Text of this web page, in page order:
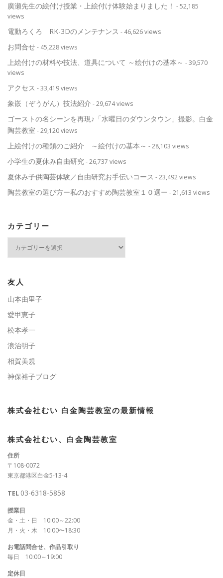
廣瀬先生の絵付け授業・上絵付け体験始まりました！ - 52,185
views
電動ろくろ RK-3Dのメンテナンス - 46,626 views
お問合せ- 45,228 views
上絵付けの材料や技法、道具について ～絵付けの基本～ - 39,570
views
アクセス - 33,419 views
象嵌（ぞうがん）技法紹介 - 29,674 views
ゴーストの名シーンを再現♪「水曜日のダウンタウン」撮影。白金
陶芸教室 - 29,120 views
上絵付けの種類のご紹介 ～絵付けの基本～ - 28,103 views
小学生の夏休み自由研究- 26,737 views
夏休み子供陶芸体験／自由研究お手伝いコース - 23,492 views
陶芸教室の選び方ー私のおすすめ陶芸教室１０選ー - 21,613 views
カテゴリー
ー
友人
山本由里子
愛甲恵子
松本孝一
浪治明子
相賀美規
神保裕子ブログ
株式会社むい 白金陶芸教室の最新情報
株式会社むい、白金陶芸教室
住所
〒108-0072
東京都港区白金5-13-4
TEL 03-6318-5858
授業日
金・土・日 10:00～22:00
月・火・木 10:00〜18:30
お電話問合せ、作品引取り
毎日 10:00～19:00
定休日